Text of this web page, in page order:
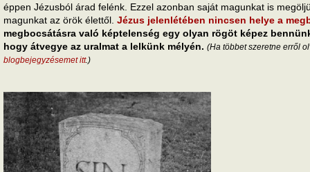
éppen Jézusból árad felénk. Ezzel azonban saját magunkat is
magunkat az örök élettől. Jézus jelenlétében nincsen helye a
megbocsátásra való képtelenség egy olyan rögöt képez
hogy átvegye az uralmat a lelkünk mélyén. (Ha többet szeretne erről
blogbejegyzésemet itt.)